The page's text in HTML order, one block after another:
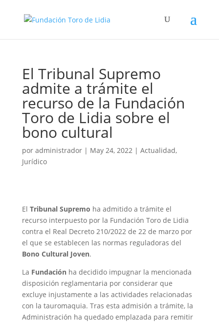
El Tribunal Supremo
admite a trámite el
recurso de la Fundación
Toro de Lidia sobre el
bono cultural
por administrador| May 24, 2022| Actualidad,
Jurídico
El Tribunal Supremo ha admitido a trámite el
recurso interpuesto por la Fundación Toro de Lidia
contra el Real Decreto 210/2022 de 22 de marzo por
el que se establecen las normas reguladoras del
Bono Cultural Joven.
La Fundaciónha decidido impugnar la mencionada
disposición reglamentaria por considerar que
excluye injustamente a las actividades relacionadas
con la tauromaquia. Tras esta admisión a trámite, la
Administración ha quedado emplazada para remitir